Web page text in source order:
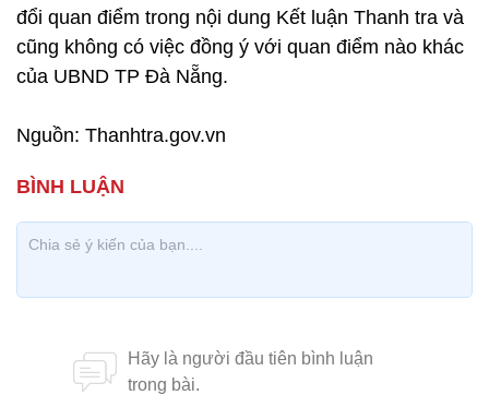
đổi quan điểm trong nội dung Kết luận Thanh tra và
cũng không có việc đồng ý với quan điểm nào khác
của UBND TP Đà Nẵng.
Nguồn: Thanhtra.gov.vn